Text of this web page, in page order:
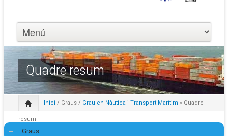
Quadre resum
Inici / Graus / Grau en Nàutica i Transport Marítim » Quadre
resum
Graus